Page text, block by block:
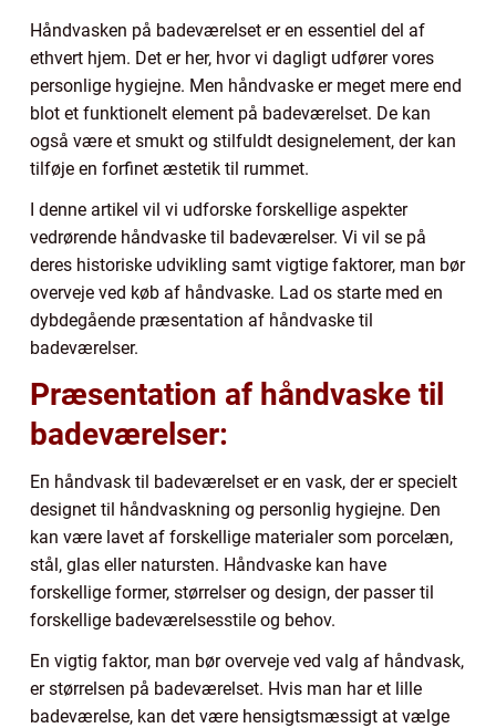
Håndvasken på badeværelset er en essentiel del af
ethvert hjem. Det er her, hvor vi dagligt udfører vores
personlige hygiejne. Men håndvaske er meget mere end
blot et funktionelt element på badeværelset. De kan
også være et smukt og stilfuldt designelement, der kan
tilføje en forfinet æstetik til rummet.
I denne artikel vil vi udforske forskellige aspekter
vedrørende håndvaske til badeværelser. Vi vil se på
deres historiske udvikling samt vigtige faktorer, man bør
overveje ved køb af håndvaske. Lad os starte med en
dybdegående præsentation af håndvaske til
badeværelser.
Præsentation af håndvaske til
badeværelser:
En håndvask til badeværelset er en vask, der er specielt
designet til håndvaskning og personlig hygiejne. Den
kan være lavet af forskellige materialer som porcelæn,
stål, glas eller natursten. Håndvaske kan have
forskellige former, størrelser og design, der passer til
forskellige badeværelsesstile og behov.
En vigtig faktor, man bør overveje ved valg af håndvask,
er størrelsen på badeværelset. Hvis man har et lille
badeværelse, kan det være hensigtsmæssigt at vælge